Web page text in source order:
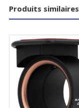
Produits similaires